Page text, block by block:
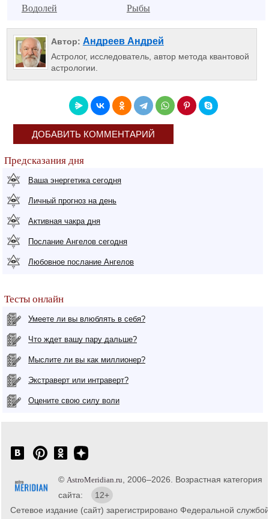
Водолей
Рыбы
Автор: Андреев Андрей
Астролог, исследователь, автор метода квантовой
астрологии.
ДОБАВИТЬ КОММЕНТАРИЙ
Предсказания дня
Ваша энергетика сегодня
Личный прогноз на день
Активная чакра дня
Послание Ангелов сегодня
Любовное послание Ангелов
Тесты онлайн
Умеете ли вы влюблять в себя?
Что ждет вашу пару дальше?
Мыслите ли вы как миллионер?
Экстраверт или интраверт?
Оцените свою силу воли
© AstroMeridian.ru , 2006–2026. Возрастная категория
сайта:
12+
Сетевое издание (сайт) зарегистрировано Федеральной службой